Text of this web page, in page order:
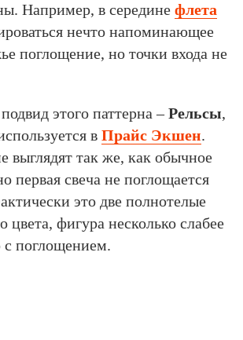
Например, в середине флета
нечто напоминающее
поглощение, но точки входа не
этого паттерна –Рельсы,
в Прайс Экшен.
выглядят так же, как обычное
первая свеча не поглощается
это две полнотелые
цвета, фигура несколько слабее
поглощением.